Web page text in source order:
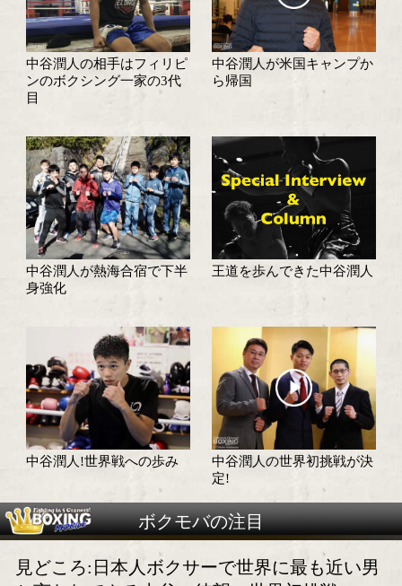
中谷潤人と石井渡士也が
5Rスパーリング
中谷潤人が日本ユ
と神経戦!
中谷潤人の世界戦が8月21
日に決定!
オンライン対談!勅
弘晶!京口紘人!中谷